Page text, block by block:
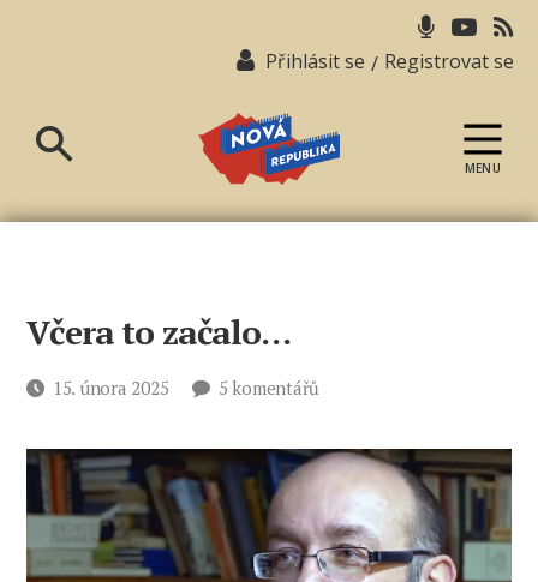
Přihlásit se / Registrovat se
republika
MENU
Včera to začalo…
Datum15. února 2025 5 komentářů
názvem
Včera
to
začalo…